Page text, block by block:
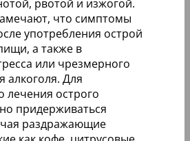
рвотой и изжогой.
что симптомы
употребления острой
а также в
или чрезмерного
алкоголя. Для
лечения острого
придерживаться
раздражающие